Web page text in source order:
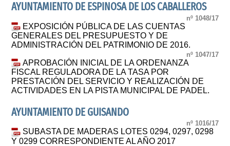
AYUNTAMIENTO DE ESPINOSA DE LOS CABALLEROS
nº 1048/17
EXPOSICIÓN PÚBLICA DE LAS CUENTAS
GENERALES DEL PRESUPUESTO Y DE
ADMINISTRACIÓN DEL PATRIMONIO DE 2016.
nº 1047/17
APROBACIÓN INICIAL DE LA ORDENANZA
FISCAL REGULADORA DE LA TASA POR
PRESTACIÓN DEL SERVICIO Y REALIZACIÓN DE
ACTIVIDADES EN LA PISTA MUNICIPAL DE PADEL.
AYUNTAMIENTO DE GUISANDO
nº 1016/17
SUBASTA DE MADERAS LOTES 0294, 0297, 0298
Y 0299 CORRESPONDIENTE AL AÑO 2017